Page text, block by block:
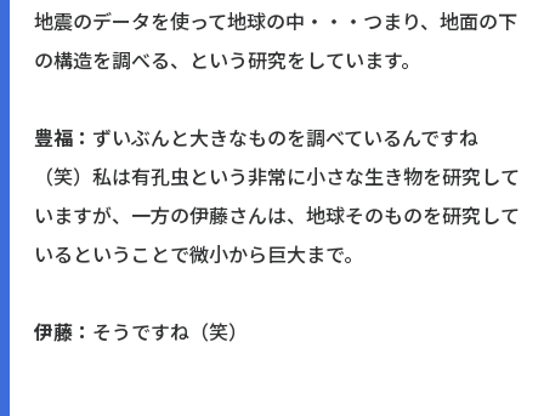
地震のデータを使って地球の中・・・つまり、地面の下
の構造を調べる、という研究をしています。
豊福： ずいぶんと大きなものを調べているんですね
（笑）私は有孔虫という非常に小さな生き物を研究して
いますが、一方の伊藤さんは、地球そのものを研究して
いるということで微小から巨大まで。
伊藤： そうですね（笑）